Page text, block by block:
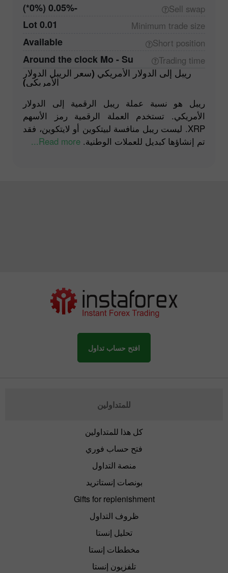
Sell swap
-0.05% (0%*)
Minimum trade size
0.01 Lot
Short position
Available
Trading time
Around the clock Mo - Su
ريبل إلى الدولار الأمريكي (سعر الريبل الدولار
الأمريكي)
ريبل هو نسبة عملة ريبل الرقمية إلى الدولار
الأمريكي. تستخدم العملة الرقمية رمز الأسهم
XRP. ليست ريبل منافسة لبيتكوين أو لايتكوين، فقد
تم إنشاؤها كبديل للعملات الوطنية. Read more...
افتح حساب تداول
للمتداولين
كل هذا للمتداولين
فتح حساب فوري
منصة التداول
بونصات إنستاتريد
Gifts for replenishment
ظروف التداول
تحليل إنستا
مخططات إنستا
تلفزيون إنستا